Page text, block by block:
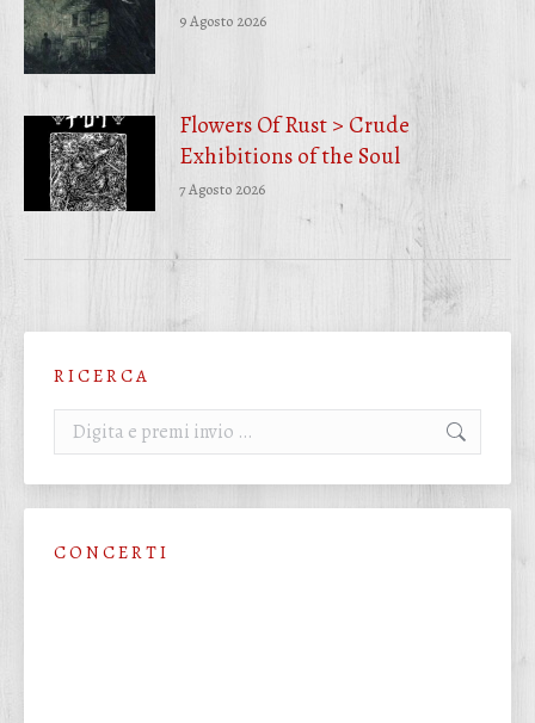
9 Agosto 2026
Flowers Of Rust > Crude
Exhibitions of the Soul
7 Agosto 2026
R I C E R C A
Cerca:
C O N C E R T I